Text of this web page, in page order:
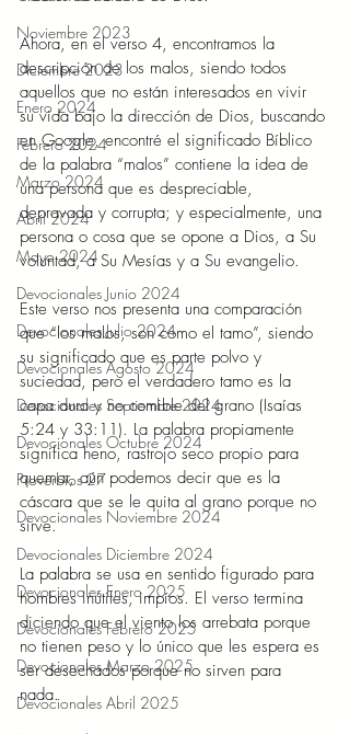
Noviembre 2023
Diciembre 2023
Enero 2024
Febrero 2024
Marzo 2024
Abril 2024
Mayo 2024
Devocionales Junio 2024
Devocionales Julio 2024
Devocionales Agosto 2024
Devocionales Septiembre 2024
Devocionales Octubre 2024
Proverbios 27
Devocionales Noviembre 2024
Devocionales Diciembre 2024
Devocionales Enero 2025
Devocionales Febrero 2025
Devocionales Marzo 2025
Devocionales Abril 2025
Ahora, en el verso 4, encontramos la
descripción de los malos, siendo todos
aquellos que no están interesados en vivir
su vida bajo la dirección de Dios, buscando
en Google, encontré el significado Bíblico
de la palabra “malos” contiene la idea de
una persona que es despreciable,
depravada y corrupta; y especialmente, una
persona o cosa que se opone a Dios, a Su
voluntad, a Su Mesías y a Su evangelio.
Este verso nos presenta una comparación
que “los malos, son como el tamo”, siendo
su significado que es parte polvo y
suciedad, pero el verdadero tamo es la
capa dura y no comible del grano (Isaías
5:24 y 33:11). La palabra propiamente
significa heno, rastrojo seco propio para
quemar, aún podemos decir que es la
cáscara que se le quita al grano porque no
sirve.
La palabra se usa en sentido figurado para
hombres inútiles, impíos. El verso termina
diciendo que el viento los arrebata porque
no tienen peso y lo único que les espera es
ser desechados porque no sirven para
nada.